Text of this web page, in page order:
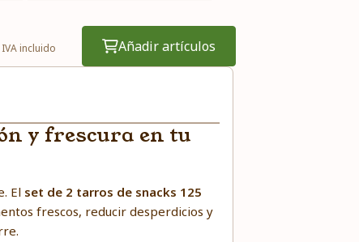
IVA incluido Añadir artículos
y frescura en tu
El set de 2 tarros de snacks 125
frescos, reducir desperdicios y